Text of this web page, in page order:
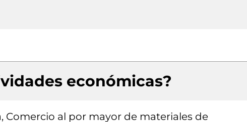
económicas?
Comercio al por mayor de materiales de